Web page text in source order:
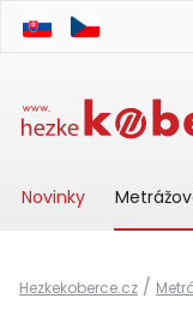
Novinky
Hezkekoberce.cz /